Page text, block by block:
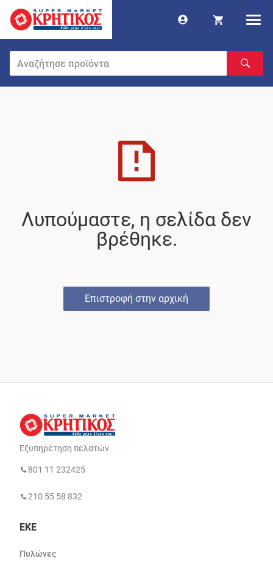
Λυπούμαστε, η σελίδα δεν
βρέθηκε.
Επιστροφή στην αρχική
Εξυπηρέτηση πελατών
801 11 232425
210 55 58 832
ΕΚΕ
Πυλώνες